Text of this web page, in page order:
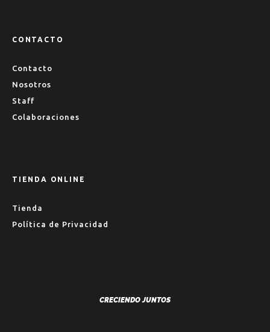
CONTACTO
Contacto
Nosotros
Staff
Colaboraciones
TIENDA ONLINE
Tienda
Política de Privacidad
CRECIENDO JUNTOS